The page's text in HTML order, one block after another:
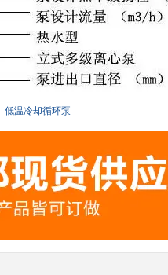
低温冷却循环泵